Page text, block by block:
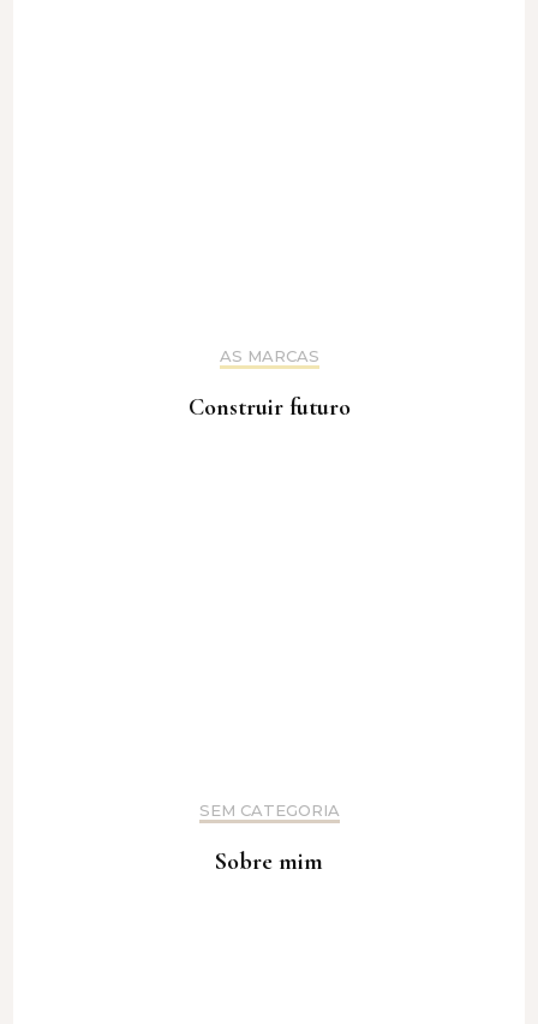
AS MARCAS
Construir futuro
SEM CATEGORIA
Sobre mim